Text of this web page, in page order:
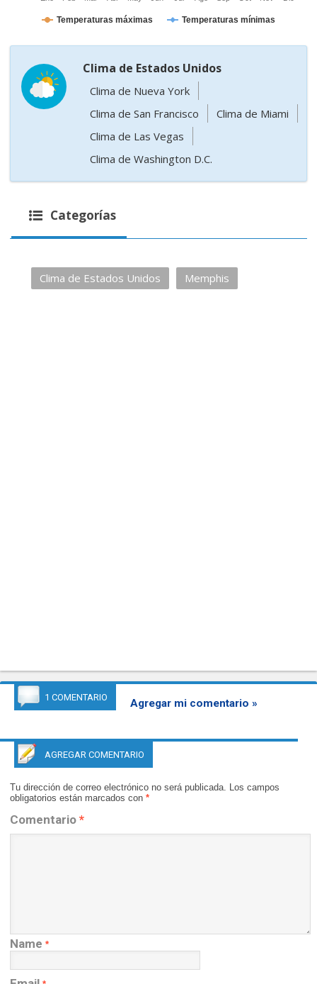
Temperaturas máximas Temperaturas mínimas
Clima de Estados Unidos
Clima de Nueva York
Clima de San Francisco
Clima de Miami
Clima de Las Vegas
Clima de Washington D.C.
Categorías
Clima de Estados Unidos Memphis
1 COMENTARIO Agregar mi comentario »
AGREGAR COMENTARIO
Tu dirección de correo electrónico no será publicada. Los campos
obligatorios están marcados con *
Comentario *
Name *